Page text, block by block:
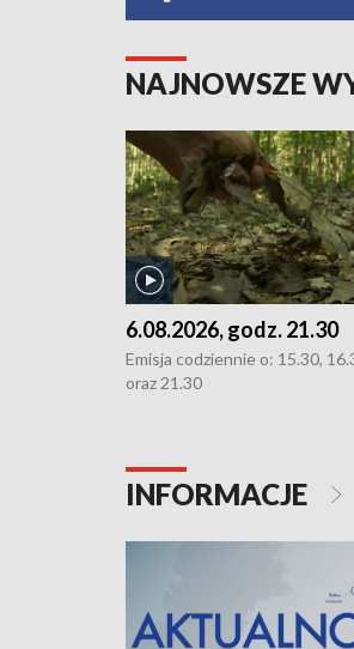
NAJNOWSZE
6.08.2026, godz. 21.30
Emisja codziennie o: 15.30,
oraz 21.30
INFORMACJE